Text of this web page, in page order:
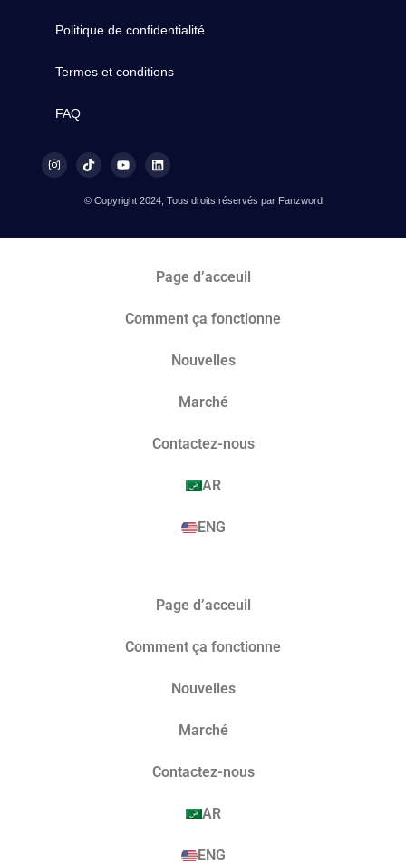
Politique de confidentialité
Termes et conditions
FAQ
© Copyright 2024, Tous droits réservés par Fanzword
Page d’acceuil
Comment ça fonctionne
Nouvelles
Marché​
Contactez-nous
AR
ENG
Page d’acceuil
Comment ça fonctionne
Nouvelles
Marché​
Contactez-nous
AR
ENG